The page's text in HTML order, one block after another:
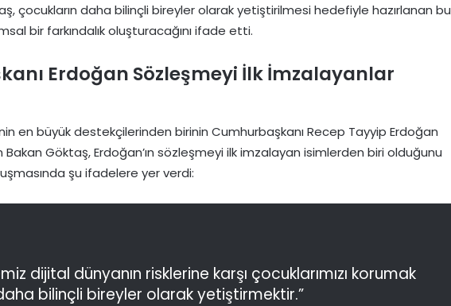
çocukların daha bilinçli bireyler olarak yetiştirilmesi hedefiyle hazırlanan bu
bir farkındalık oluşturacağını ifade etti.
Erdoğan Sözleşmeyi İlk İmzalayanlar
en büyük destekçilerinden birinin Cumhurbaşkanı Recep Tayyip Erdoğan
Göktaş, Erdoğan’ın sözleşmeyi ilk imzalayan isimlerden biri olduğunu
şu ifadelere yer verdi:
dijital dünyanın risklerine karşı çocuklarımızı korumak
bilinçli bireyler olarak yetiştirmektir.”